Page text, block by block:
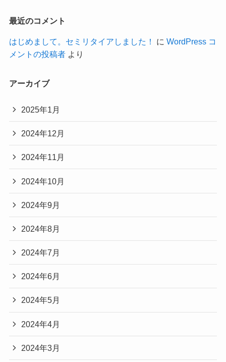
最近のコメント
はじめまして。セミリタイアしました！ に WordPress コ
メントの投稿者より
アーカイブ
2025年1月
2024年12月
2024年11月
2024年10月
2024年9月
2024年8月
2024年7月
2024年6月
2024年5月
2024年4月
2024年3月